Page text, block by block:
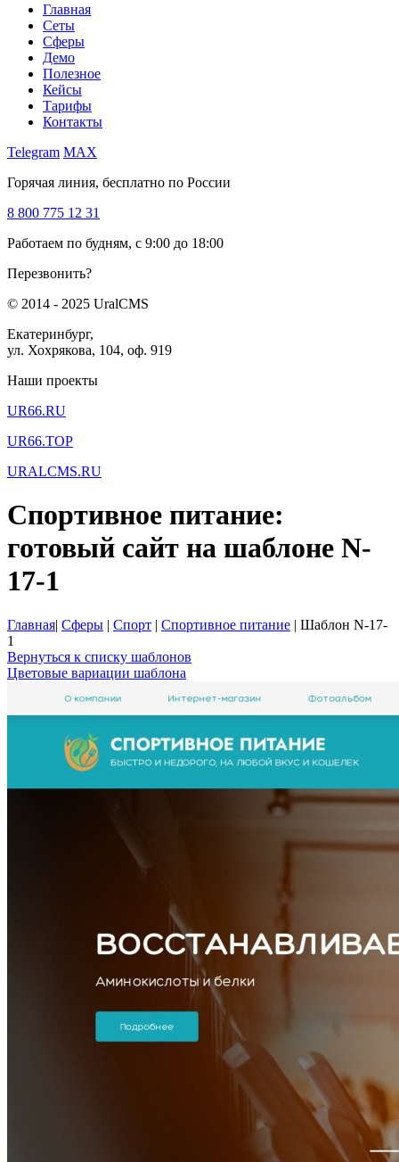
Главная
Сеты
Сферы
Демо
Полезное
Кейсы
Тарифы
Контакты
Telegram MAX
Горячая линия, бесплатно по России
8 800 775 12 31
Работаем по будням, с 9:00 до 18:00
Перезвонить?
© 2014 - 2025 UralCMS
Екатеринбург,
ул. Хохрякова, 104, оф. 919
Наши проекты
UR66.RU
UR66.TOP
URALCMS.RU
Спортивное питание:
готовый сайт на шаблоне N-
17-1
Главная| Сферы | Спорт | Спортивное питание | Шаблон N-17-
1
Вернуться к списку шаблонов
Цветовые вариации шаблона